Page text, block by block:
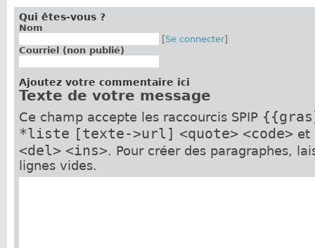
Qui êtes-vous ?
Nom
[Se connecter]
Courriel (non publié)
Ajoutez votre commentaire ici
Texte de votre message
Ce champ accepte les raccourcis SPIP
*liste [texte->url] <quote> <code>et
<del> <ins>. Pour créer des paragraphes,
lignes vides.